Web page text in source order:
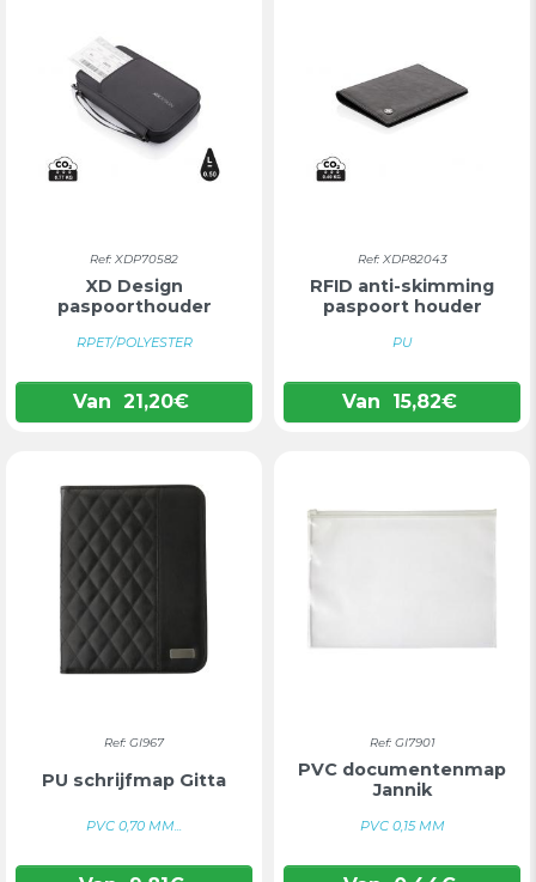
Ref: XDP70582
XD Design
paspoorthouder
RPET/POLYESTER
Van 21,20€
Ref: XDP82043
RFID anti-skimming
paspoort houder
PU
Van 15,82€
Ref: GI967
PU schrijfmap Gitta
PVC 0,70 MM...
Ref: GI7901
PVC documentenmap
Jannik
PVC 0,15 MM